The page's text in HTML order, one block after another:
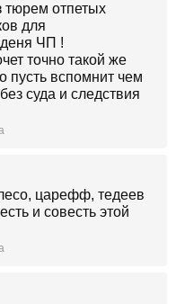
тюрем отпетых
для
ЧП !
точно такой же
пусть вспомнит чем
суда и следствия
царефф, тедеев
и совесть этой